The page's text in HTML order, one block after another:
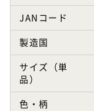
JANコード
製造国
サイズ（単
品）
色・柄